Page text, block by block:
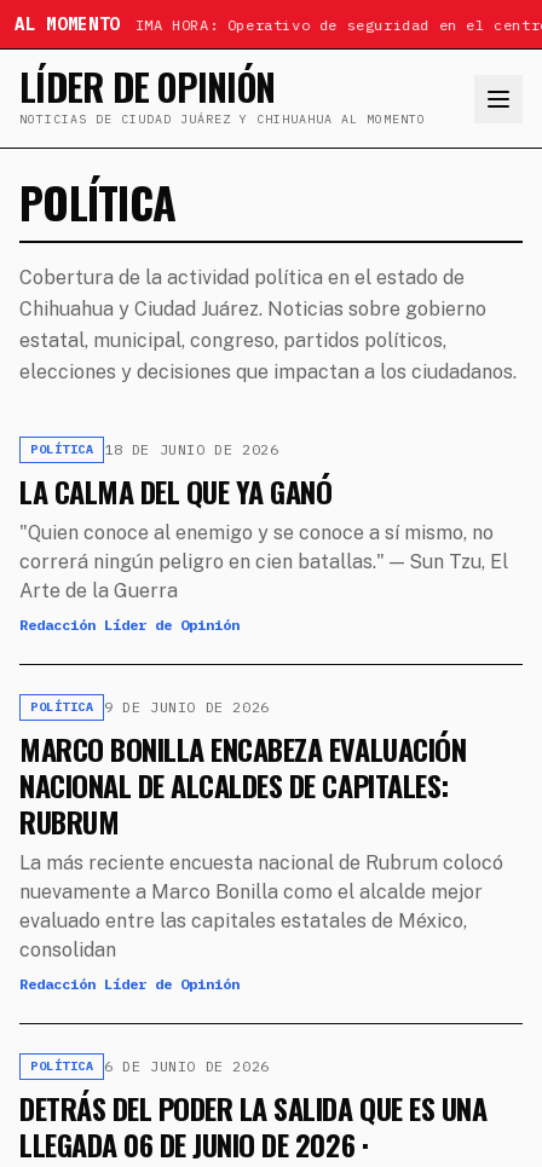
AL MOMENTOÚLTIMA HORA: Operativo de seguridad en el
LÍDER DE OPINIÓN
NOTICIAS DE CIUDAD JUÁREZ Y CHIHUAHUA AL MOMENTO
POLÍTICA
Cobertura de la actividad política en el estado de
Chihuahua y Ciudad Juárez. Noticias sobre gobierno
estatal, municipal, congreso, partidos políticos,
elecciones y decisiones que impactan a los ciudadanos.
POLÍTICA 18 DE JUNIO DE 2026
LA CALMA DEL QUE YA GANÓ
"Quien conoce al enemigo y se conoce a sí mismo, no
correrá ningún peligro en cien batallas." — Sun Tzu, El
Arte de la Guerra
Redacción Líder de Opinión
POLÍTICA 9 DE JUNIO DE 2026
MARCO BONILLA ENCABEZA EVALUACIÓN
NACIONAL DE ALCALDES DE CAPITALES:
RUBRUM
La más reciente encuesta nacional de Rubrum colocó
nuevamente a Marco Bonilla como el alcalde mejor
evaluado entre las capitales estatales de México,
consolidan
Redacción Líder de Opinión
POLÍTICA 6 DE JUNIO DE 2026
DETRÁS DEL PODER LA SALIDA QUE ES UNA
LLEGADA 06 DE JUNIO DE 2026 ·